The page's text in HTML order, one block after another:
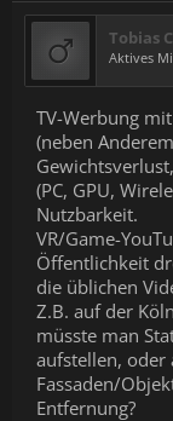
Tobias
Aktives
TV-Werbung
(neben
(PC, GPU,
Nutzbarkeit.
VR/Game-
Öffentlichkeit
die üblichen
Z.B. auf der
müsste man
aufstellen, oder
Fassaden/
Entfernung?